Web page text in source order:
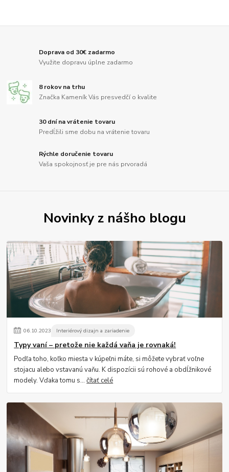
Doprava od 30€ zadarmo
Využite dopravu úplne zadarmo
8 rokov na trhu
Značka Kameník Vás presvedčí o kvalite
30 dní na vrátenie tovaru
Predĺžili sme dobu na vrátenie tovaru
Rýchle doručenie tovaru
Vaša spokojnosť je pre nás prvoradá
Novinky z nášho blogu
06.10.2023 Interiérový dizajn a zariadenie
Typy vaní – pretože nie každá vaňa je rovnaká!
Podľa toho, koľko miesta v kúpeľni máte, si môžete vybrať voľne
stojacu alebo vstavanú vaňu. K dispozícii sú rohové a obdĺžnikové
modely. Vďaka tomu s...čítať celé